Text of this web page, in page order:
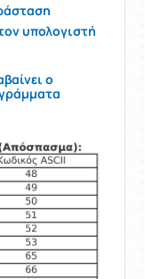
υπολογιστή
ο